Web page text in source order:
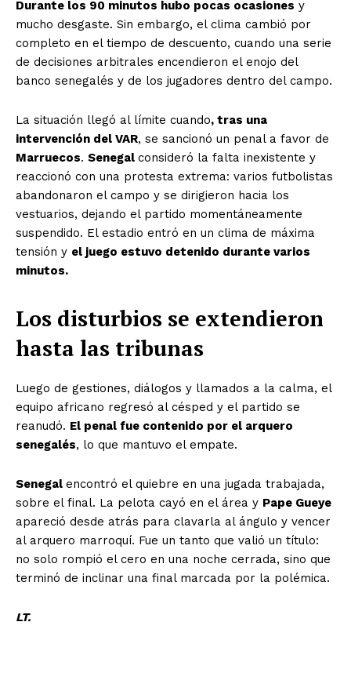
Durante los 90 minutos hubo pocas ocasiones y
mucho desgaste. Sin embargo, el clima cambió por
completo en el tiempo de descuento, cuando una serie
de decisiones arbitrales encendieron el enojo del
banco senegalés y de los jugadores dentro del campo.
La situación llegó al límite cuando, tras una
intervención del VAR, se sancionó un penal a favor de
Marruecos. Senegal consideró la falta inexistente y
reaccionó con una protesta extrema: varios futbolistas
abandonaron el campo y se dirigieron hacia los
vestuarios, dejando el partido momentáneamente
suspendido. El estadio entró en un clima de máxima
tensión y el juego estuvo detenido durante varios
minutos.
Los disturbios se extendieron
hasta las tribunas
Luego de gestiones, diálogos y llamados a la calma, el
equipo africano regresó al césped y el partido se
reanudó. El penal fue contenido por el arquero
senegalés, lo que mantuvo el empate.
Senegal encontró el quiebre en una jugada trabajada,
sobre el final. La pelota cayó en el área y Pape Gueye
apareció desde atrás para clavarla al ángulo y vencer
al arquero marroquí. Fue un tanto que valió un título:
no solo rompió el cero en una noche cerrada, sino que
terminó de inclinar una final marcada por la polémica.
LT.